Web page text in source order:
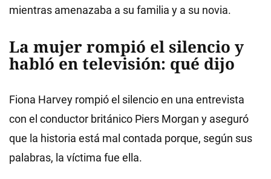
mientras amenazaba a su familia y a su novia.
La mujer rompió el silencio y
habló en televisión: qué dijo
Fiona Harvey rompió el silencio en una entrevista
con el conductor británico Piers Morgan y aseguró
que la historia está mal contada porque, según sus
palabras, la víctima fue ella.